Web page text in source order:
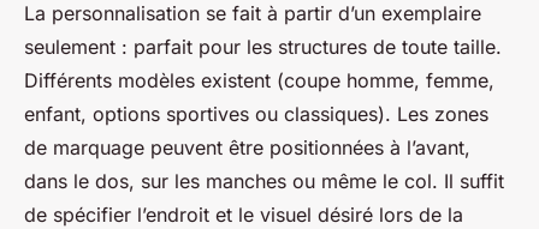
La personnalisation se fait à partir d’un exemplaire
seulement : parfait pour les structures de toute taille.
Différents modèles existent (coupe homme, femme,
enfant, options sportives ou classiques). Les zones
de marquage peuvent être positionnées à l’avant,
dans le dos, sur les manches ou même le col. Il suffit
de spécifier l’endroit et le visuel désiré lors de la